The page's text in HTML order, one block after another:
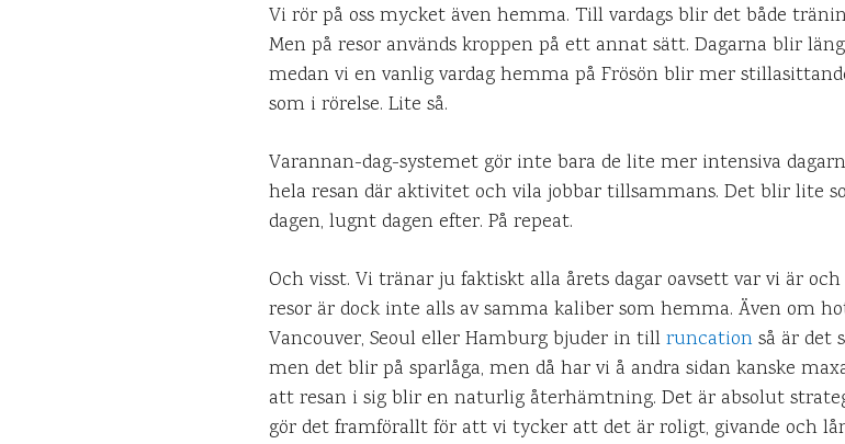
Vi rör på oss mycket även hemma. Till vardags blir det både
Men på resor används kroppen på ett annat sätt. Dagarna blir
medan vi en vanlig vardag hemma på Frösön blir mer
som i rörelse. Lite så.
Varannan-dag-systemet gör inte bara de lite mer intensiva
hela resan där aktivitet och vila jobbar tillsammans. Det blir lite
dagen, lugnt dagen efter. På repeat.
Och visst. Vi tränar ju faktiskt alla årets dagar oavsett var vi är
resor är dock inte alls av samma kaliber som hemma. Även om
Vancouver, Seoul eller Hamburg bjuder in tillruncationså är det
men det blir på sparlåga, men då har vi å andra sidan kanske
att resan i sig blir en naturlig återhämtning. Det är absolut
gör det framförallt för att vi tycker att det är roligt, givande och